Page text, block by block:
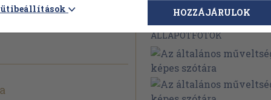
Megvásárolható
ÁLLAPOTFOTÓK
HOZZÁJÁRULOK